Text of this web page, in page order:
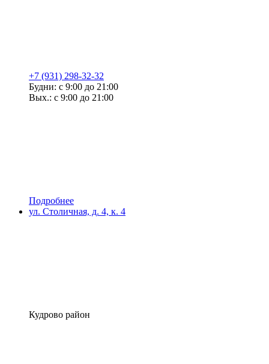
+7 (931) 298-32-32
Будни: с 9:00 до 21:00
Вых.: с 9:00 до 21:00
Подробнее
ул. Столичная, д. 4, к. 4
Кудрово район